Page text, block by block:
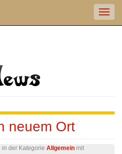
neuem Ort
in der Kategorie Allgemein mit